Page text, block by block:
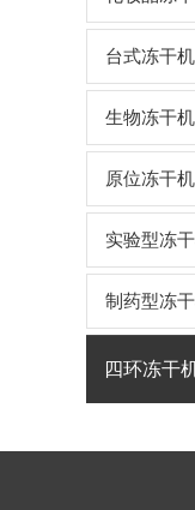
台式冻干机
生物冻干机
原位冻干机
实验型冻
制药型冻
四环冻干